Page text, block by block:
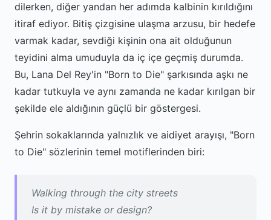
dilerken, diğer yandan her adımda kalbinin kırıldığını
itiraf ediyor. Bitiş çizgisine ulaşma arzusu, bir hedefe
varmak kadar, sevdiği kişinin ona ait olduğunun
teyidini alma umuduyla da iç içe geçmiş durumda.
Bu, Lana Del Rey'in "Born to Die" şarkısında aşkı ne
kadar tutkuyla ve aynı zamanda ne kadar kırılgan bir
şekilde ele aldığının güçlü bir göstergesi.
Şehrin sokaklarında yalnızlık ve aidiyet arayışı, "Born
to Die" sözlerinin temel motiflerinden biri:
Walking through the city streets
Is it by mistake or design?